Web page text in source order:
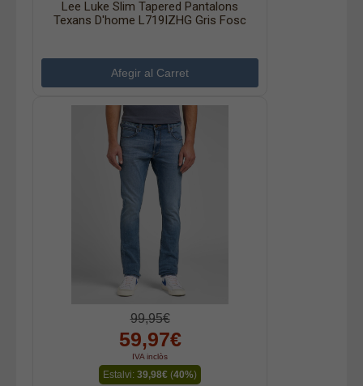
Lee Luke Slim Tapered Pantalons
Texans D'home L719IZHG Gris Fosc
99,95€
59,97€
IVA inclòs
Estalvi: 39,98€ (40%)